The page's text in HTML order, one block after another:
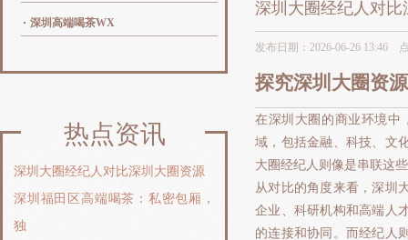
深圳高端喝茶WX
热点资讯
‌深圳大圈经纪人对比深圳大圈资源
深圳福田区高端喝茶：私密包厢，
独
深圳大圈经纪人对
发布日期：2026-06-26 13:46
探究深圳大圈资
在深圳大圈的商业环境中
域，包括金融、科技、文
大圈经纪人则像是串联这
从对比的角度来看，深圳
企业、科研机构和高端人
的连接和协同。而经纪人